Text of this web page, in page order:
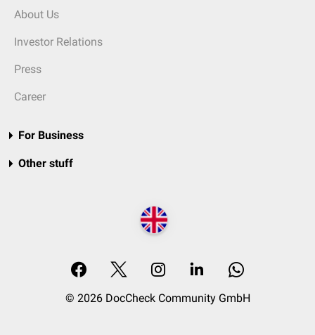
About Us
Investor Relations
Press
Career
For Business
Other stuff
© 2026 DocCheck Community GmbH